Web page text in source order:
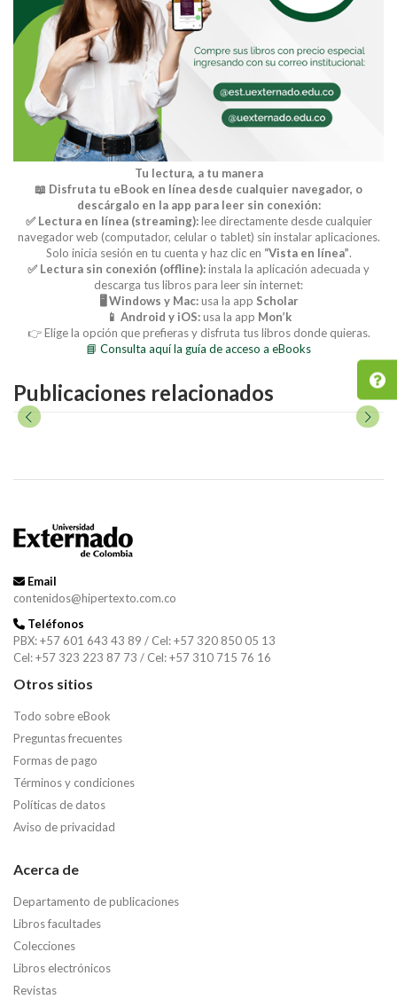
Tu lectura, a tu manera
📖 Disfruta tu eBook en línea desde cualquier navegador, o
descárgalo en la app para leer sin conexión:
✅ Lectura en línea (streaming):lee directamente desde cualquier
navegador web (computador, celular o tablet) sin instalar aplicaciones.
Solo inicia sesión en tu cuenta y haz clic en “Vista en línea”.
✅ Lectura sin conexión (offline):instala la aplicación adecuada y
descarga tus libros para leer sin internet:
🖥️ Windows y Mac:usa la app Scholar
📱 Android y iOS:usa la app Mon’k
👉 Elige la opción que prefieras y disfruta tus libros donde quieras.
📘 Consulta aquí la guía de acceso a eBooks
Publicaciones relacionados
Email
contenidos@hipertexto.com.co
Teléfonos
PBX: +57 601 643 43 89 / Cel: +57 320 850 05 13
Cel: +57 323 223 87 73 / Cel: +57 310 715 76 16
Otros sitios
Todo sobre eBook
Preguntas frecuentes
Formas de pago
Términos y condiciones
Políticas de datos
Aviso de privacidad
Acerca de
Departamento de publicaciones
Libros facultades
Colecciones
Libros electrónicos
Revistas